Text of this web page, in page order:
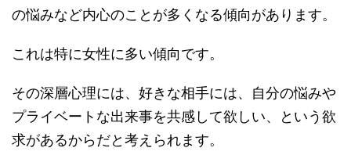
の悩みなど内心のことが多くなる傾向があります。
これは特に女性に多い傾向です。
その深層心理には、好きな相手には、自分の悩みや
プライベートな出来事を共感して欲しい、という欲
求があるからだと考えられます。